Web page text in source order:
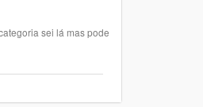
sei lá mas pode